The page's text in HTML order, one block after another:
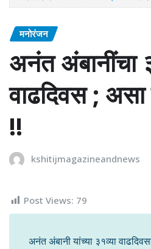
मनोरंजन
अनंत अंबानींचा
वाढदिवस ; असा
!!
kshitijmagazineandnews
Post Views: 79
अनंत अंबानी यांच्या ३१व्या